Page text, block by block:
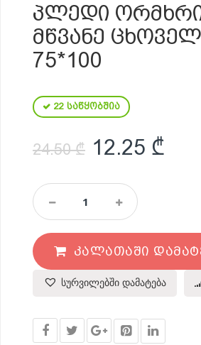
ᲞᲚᲔᲓᲘ
ᲛᲬᲕᲐᲜᲔ
75*100
22 საწყობშია
24.50₾ Original
12.25 ₾
Პლედი
Ორმხრივი
Მწვანე
Ცხოველები
75*100
Quantity
ᲙᲐᲚᲐᲗᲐᲨᲘ
სურვილებში დამატება